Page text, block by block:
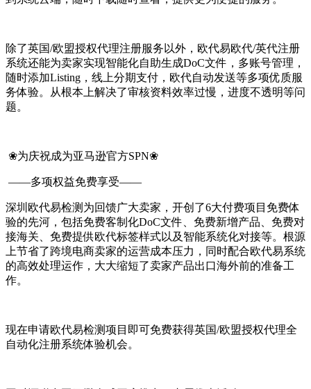
除了英国/欧盟授权代理注册服务以外，欧代易欧代/英代注册
系统还能为卖家实现智能化自助生成DoC文件，多账号管理，
随时添加Listing，线上分期支付，欧代自动发送等多项优质服
务体验。从根本上解决了审核资料效率过慢，进度不透明等问
题。
❀为庆祝成为亚马逊官方SPN❀
——多项权益免费享受——
深圳欧代易检测为回馈广大卖家，开创了6大付费项目免费体
验的先河，包括免费客制化DoC文件、免费新增产品、免费对
接海关、免费提供欧代标签样式以及智能系统化对接等。根源
上节省了跨境电商卖家的运营成本压力，同时配合欧代易系统
的高效处理运作，大大缩短了卖家产品出口海外前的准备工
作。
现在申请欧代易检测项目即可免费获得英国/欧盟授权代理全
自动化注册系统体验机会。